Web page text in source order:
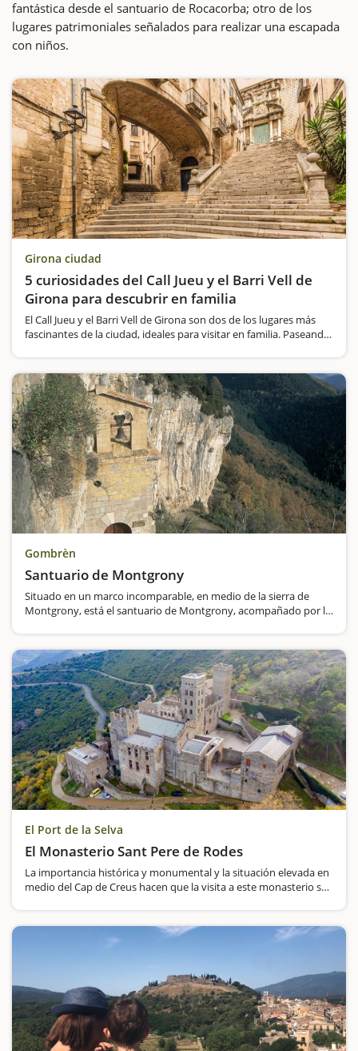
fantástica desde el santuario de Rocacorba; otro de los
lugares patrimoniales señalados para realizar una escapada
con niños.
Girona ciudad
5 curiosidades del Call Jueu y el Barri Vell de
Girona para descubrir en familia
El Call Jueu y el Barri Vell de Girona son dos de los lugares más
fascinantes de la ciudad, ideales para visitar en familia. Paseando
Gombrèn
Santuario de Montgrony
Situado en un marco incomparable, en medio de la sierra de
Montgrony, está el santuario de Montgrony, acompañado por la
El Port de la Selva
El Monasterio Sant Pere de Rodes
La importancia histórica y monumental y la situación elevada en
medio del Cap de Creus hacen que la visita a este monasterio sea